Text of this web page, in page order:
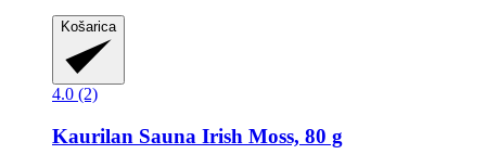
Košarica
4.0 (2)
Kaurilan Sauna Irish Moss, 80 g